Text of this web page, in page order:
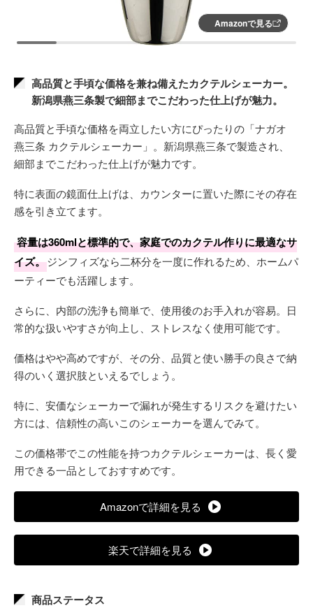
Amazonで見る
高品質と手頃な価格を兼ね備えたカクテルシェーカー。
新潟県燕三条製で細部までこだわった仕上げが魅力。
高品質と手頃な価格を両立したい方にぴったりの「ナガオ
燕三条 カクテルシェーカー」。新潟県燕三条で製造され、
細部までこだわった仕上げが魅力です。
特に表面の鏡面仕上げは、カウンターに置いた際にその存在
感を引き立てます。
容量は360mlと標準的で、家庭でのカクテル作りに最適なサ
イズ。ジンフィズなら二杯分を一度に作れるため、ホームパ
ーティーでも活躍します。
さらに、内部の洗浄も簡単で、使用後のお手入れが容易。日
常的な扱いやすさが向上し、ストレスなく使用可能です。
価格はやや高めですが、その分、品質と使い勝手の良さで納
得のいく選択肢といえるでしょう。
特に、安価なシェーカーで漏れが発生するリスクを避けたい
方には、信頼性の高いこのシェーカーを選んでみて。
この価格帯でこの性能を持つカクテルシェーカーは、長く愛
用できる一品としておすすめです。
Amazonで詳細を見る
楽天で詳細を見る
商品ステータス